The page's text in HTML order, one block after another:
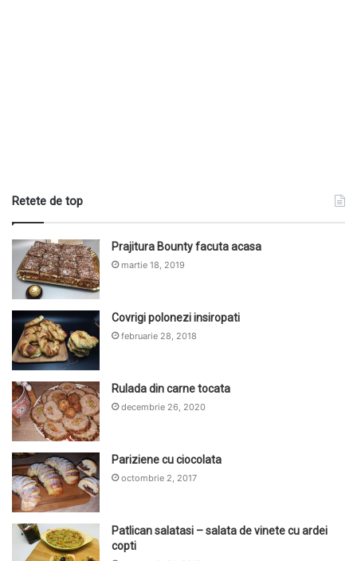
Retete de top
Prajitura Bounty facuta acasa
martie 18, 2019
Covrigi polonezi insiropati
februarie 28, 2018
Rulada din carne tocata
decembrie 26, 2020
Pariziene cu ciocolata
octombrie 2, 2017
Patlican salatasi – salata de vinete cu ardei
copti